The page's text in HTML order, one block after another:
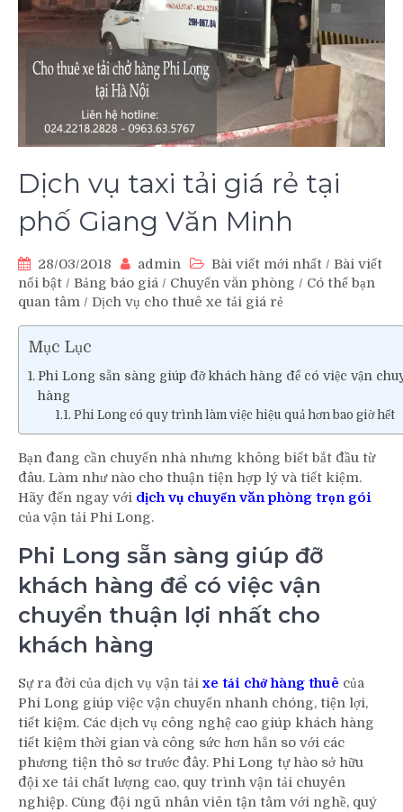
Dịch vụ taxi tải giá rẻ tại
phố Giang Văn Minh
28/03/2018 admin Bài viết mới nhất / Bài viết
nổi bật / Bảng báo giá / Chuyển văn phòng / Có thể bạn
quan tâm / Dịch vụ cho thuê xe tải giá rẻ
Mục Lục
Phi Long sẵn sàng giúp đỡ khách hàng để có việc vận
hàng
Phi Long có quy trình làm việc hiệu quả hơn bao giờ hết
Bạn đang cần chuyển nhà nhưng không biết bắt đầu từ
đâu. Làm như nào cho thuận tiện hợp lý và tiết kiệm.
Hãy đến ngay với dịch vụ chuyển văn phòng trọn gói
của vận tải Phi Long.
Phi Long sẵn sàng giúp đỡ
khách hàng để có việc vận
chuyển thuận lợi nhất cho
khách hàng
Sự ra đời của dịch vụ vận tải xe tải chở hàng thuê của
Phi Long giúp việc vận chuyển nhanh chóng, tiện lợi,
tiết kiệm. Các dịch vụ công nghệ cao giúp khách hàng
tiết kiệm thời gian và công sức hơn hẳn so với các
phương tiện thô sơ trước đây. Phi Long tự hào sở hữu
đội xe tải chất lượng cao, quy trình vận tải chuyên
nghiệp. Cùng đội ngũ nhân viên tận tâm với nghề, quý